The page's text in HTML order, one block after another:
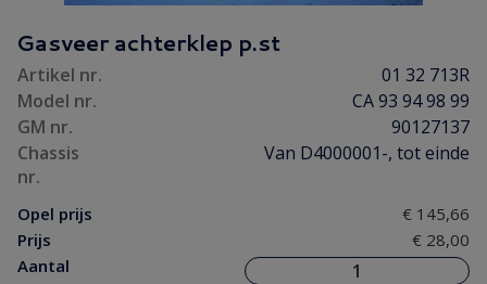
Gasveer achterklep p.st
Artikel nr.
01 32 713R
Model nr.
CA 93 94 98 99
GM nr.
90127137
Chassis
nr.
Van D4000001-, tot einde
Opel prijs
€ 145,66
Prijs
€ 28,00
Aantal